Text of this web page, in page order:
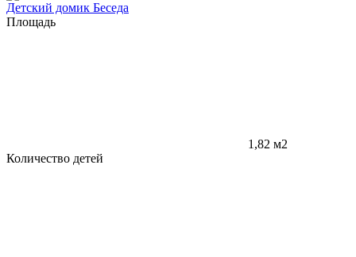
Детский домик Беседа
Площадь
1,82 м2
Количество детей